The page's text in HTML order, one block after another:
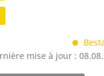
mise à jour :